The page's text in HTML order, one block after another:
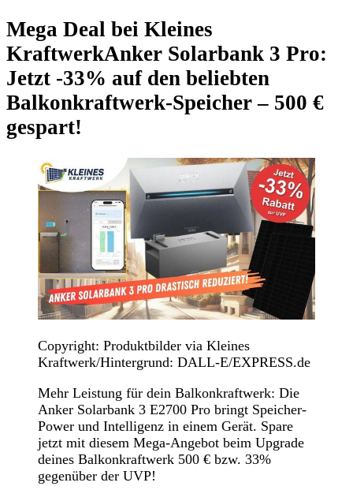
Mega Deal bei Kleines
KraftwerkAnker Solarbank 3 Pro:
Jetzt -33% auf den beliebten
Balkonkraftwerk-Speicher – 500 €
gespart!
Copyright: Produktbilder via Kleines
Kraftwerk/Hintergrund: DALL-E/EXPRESS.de
Mehr Leistung für dein Balkonkraftwerk: Die
Anker Solarbank 3 E2700 Pro bringt Speicher-
Power und Intelligenz in einem Gerät. Spare
jetzt mit diesem Mega-Angebot beim Upgrade
deines Balkonkraftwerk 500 € bzw. 33%
gegenüber der UVP!